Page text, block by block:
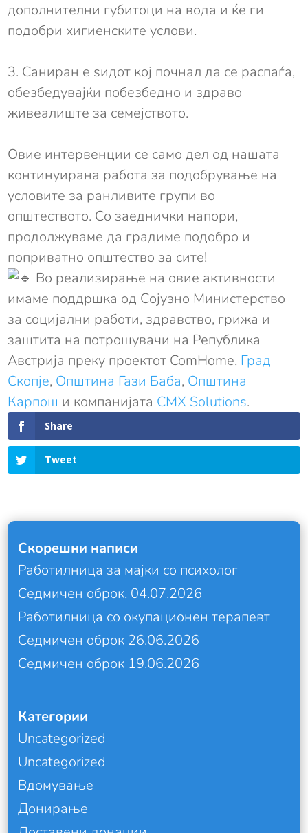
дополнителни губитоци на вода и ќе ги
подобри хигиенските услови.
3. Саниран е ѕидот кој почнал да се распаѓа,
обезбедувајќи побезбедно и здраво
живеалиште за семејството.
Овие интервенции се само дел од нашата
континуирана работа за подобрување на
условите за ранливите групи во
општеството. Со заеднички напори,
продолжуваме да градиме подобро и
поприватно општество за сите!
Во реализирање на овие активности
имаме поддршка од Сојузно Министерство
за социјални работи, здравство, грижа и
заштита на потрошувачи на Република
Австрија преку проектот ComHome, Град
Скопје, Општина Гази Баба, Општина
Карпош и компанијата CMX Solutions.
Share
Tweet
Скорешни написи
Работилница за мајки со психолог
Седмичен оброк, 04.07.2026
Работилница со окупационен терапевт
Седмичен оброк 26.06.2026
Седмичен оброк 19.06.2026
Категории
Uncategorized
Uncategorized
Вдомување
Донирање